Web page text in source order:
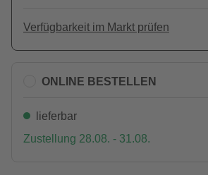
Verfügbarkeit im Markt prüfen
ONLINE BESTELLEN
lieferbar
Zustellung 28.08. - 31.08.